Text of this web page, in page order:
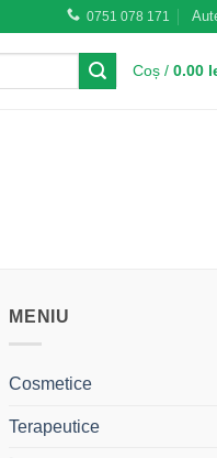
0751 078 171
Coș /0.00
MENIU
Cosmetice
Terapeutice